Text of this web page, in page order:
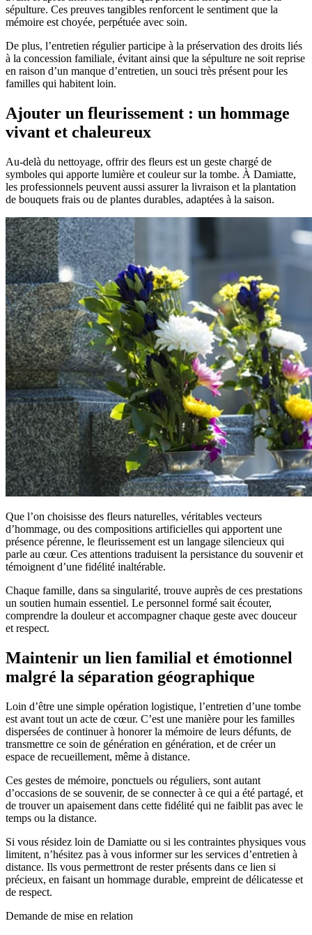
sépulture. Ces preuves tangibles renforcent le sentiment que la
mémoire est choyée, perpétuée avec soin.
De plus, l’entretien régulier participe à la préservation des droits liés
à la concession familiale, évitant ainsi que la sépulture ne soit reprise
en raison d’un manque d’entretien, un souci très présent pour les
familles qui habitent loin.
Ajouter un fleurissement : un hommage
vivant et chaleureux
Au-delà du nettoyage, offrir des fleurs est un geste chargé de
symboles qui apporte lumière et couleur sur la tombe. À Damiatte,
les professionnels peuvent aussi assurer la livraison et la plantation
de bouquets frais ou de plantes durables, adaptées à la saison.
Que l’on choisisse des fleurs naturelles, véritables vecteurs
d’hommage, ou des compositions artificielles qui apportent une
présence pérenne, le fleurissement est un langage silencieux qui
parle au cœur. Ces attentions traduisent la persistance du souvenir et
témoignent d’une fidélité inaltérable.
Chaque famille, dans sa singularité, trouve auprès de ces prestations
un soutien humain essentiel. Le personnel formé sait écouter,
comprendre la douleur et accompagner chaque geste avec douceur
et respect.
Maintenir un lien familial et émotionnel
malgré la séparation géographique
Loin d’être une simple opération logistique, l’entretien d’une tombe
est avant tout un acte de cœur. C’est une manière pour les familles
dispersées de continuer à honorer la mémoire de leurs défunts, de
transmettre ce soin de génération en génération, et de créer un
espace de recueillement, même à distance.
Ces gestes de mémoire, ponctuels ou réguliers, sont autant
d’occasions de se souvenir, de se connecter à ce qui a été partagé, et
de trouver un apaisement dans cette fidélité qui ne faiblit pas avec le
temps ou la distance.
Si vous résidez loin de Damiatte ou si les contraintes physiques vous
limitent, n’hésitez pas à vous informer sur les services d’entretien à
distance. Ils vous permettront de rester présents dans ce lien si
précieux, en faisant un hommage durable, empreint de délicatesse et
de respect.
Demande de mise en relation